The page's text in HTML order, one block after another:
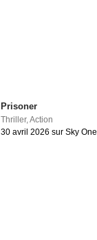
Prisoner
Thriller,Action
30 avril 2026 sur Sky One